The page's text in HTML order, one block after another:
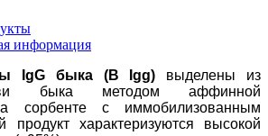
информация
IgG быка (B Igg) выделены из
быка методом аффинной
сорбенте с иммобилизованным
характеризуются высокой